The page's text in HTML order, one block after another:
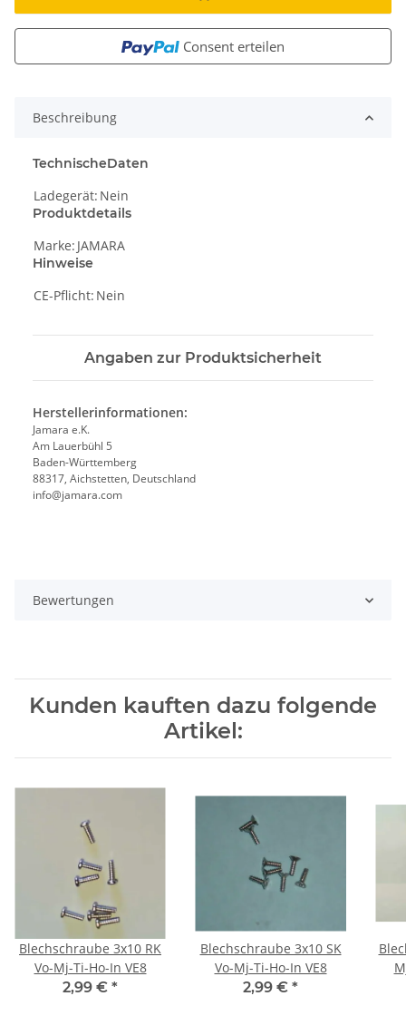
Consent erteilen
Beschreibung
TechnischeDaten
Ladegerät: Nein
Produktdetails
Marke: JAMARA
Hinweise
CE-Pflicht: Nein
Angaben zur Produktsicherheit
Herstellerinformationen:
Jamara e.K.
Am Lauerbühl 5
Baden-Württemberg
88317, Aichstetten, Deutschland
info@jamara.com
Bewertungen
Kunden kauften dazu folgende
Artikel:
Blechschraube 3x10 RK
Vo-Mj-Ti-Ho-In VE8
2,99 € *
Blechschraube 3x10 SK
Vo-Mj-Ti-Ho-In VE8
2,99 € *